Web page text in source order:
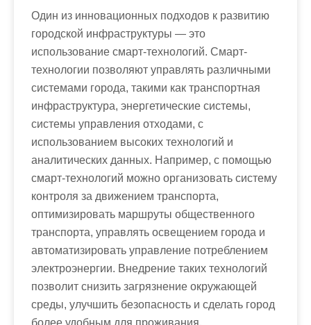
Один из инновационных подходов к развитию
городской инфраструктуры — это
использование смарт-технологий. Смарт-
технологии позволяют управлять различными
системами города, такими как транспортная
инфраструктура, энергетические системы,
системы управления отходами, с
использованием высоких технологий и
аналитических данных. Например, с помощью
смарт-технологий можно организовать систему
контроля за движением транспорта,
оптимизировать маршруты общественного
транспорта, управлять освещением города и
автоматизировать управление потреблением
электроэнергии. Внедрение таких технологий
позволит снизить загрязнение окружающей
среды, улучшить безопасность и сделать город
более удобным для проживания.